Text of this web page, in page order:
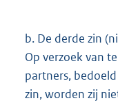
b. De derde zin
Op verzoek van
partners,
zin, worden zij